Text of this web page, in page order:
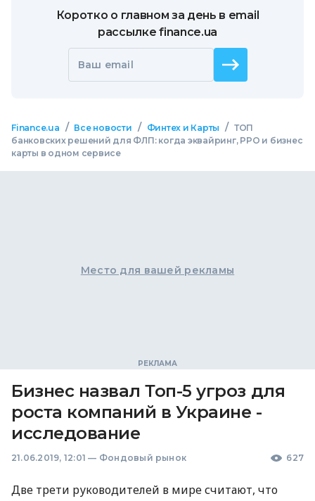
Коротко о главном за день в email
рассылке finance.ua
Ваш email
Finance.ua / Все новости / Финтех и Карты / ТОП
банковских решений для ФЛП: когда эквайринг, РРО и бизнес
карты в одном сервисе
Место для вашей рекламы
Бизнес назвал Топ-5 угроз для
роста компаний в Украине -
исследование
21.06.2019, 12:01 — Фондовый рынок 627
Две трети руководителей в мире считают, что